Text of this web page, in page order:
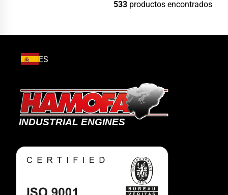
533productos encontrados
ES